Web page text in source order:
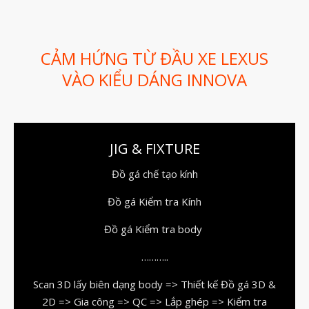
Automotive
Ứng Dụng
Thư Viện
Video
Liên Hệ
CẢM HỨNG TỪ ĐẦU XE LEXUS
VÀO KIỂU DÁNG INNOVA
JIG & FIXTURE
Đồ gá chế tạo kính
Đồ gá Kiểm tra Kính
Đồ gá Kiểm tra body
………..
Scan 3D lấy biên dạng body => Thiết kế Đồ gá 3D &
2D => Gia công => QC => Lắp ghép => Kiểm tra